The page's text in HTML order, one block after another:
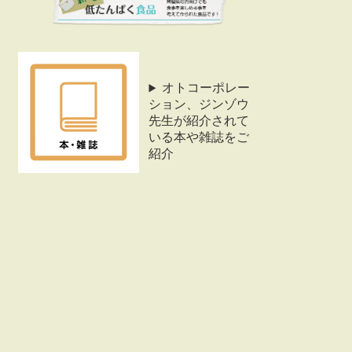
オトコーポレー
ション、ジンゾウ
先生が紹介されて
いる本や雑誌をご
紹介